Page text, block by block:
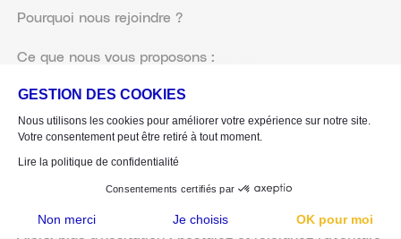
GESTION DES COOKIES
Nous utilisons les cookies pour améliorer votre expérience sur notre site.
Votre consentement peut être retiré à tout moment.
Lire la politique de confidentialité
Consentements certifiés par
Non merci Je choisis OK pour moi
Pourquoi nous rejoindre ?
Ce que nous vous proposons :
compétences rapidement
Des missions diversifiées et stimulantes
Parce que chez NETCO, on aime les profils qui aiment
apprend par la pratique, avec des pros passionnés.